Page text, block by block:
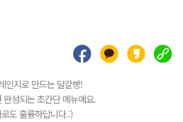
인지로 만드는 달걀빵!
성되는 초간단 메뉴예요.
도 훌륭하답니다.:)